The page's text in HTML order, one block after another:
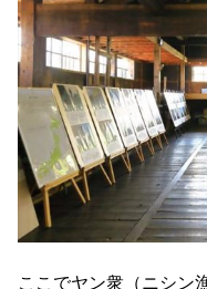
ここでヤン衆（ニシン